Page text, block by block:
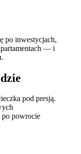
po inwestycjach,
— i
pod presją.
po powrocie